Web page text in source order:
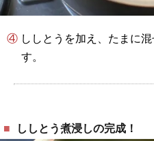
④ ししとうを加え、たまに混ぜながら弱火で5分ほど煮ま
す。
ししとう煮浸しの完成！